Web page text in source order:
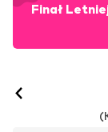
Finał